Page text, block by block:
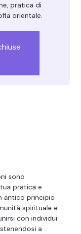
pratica di
orientale.
sono
pratica e
antico principio
spirituale e
con individui
a